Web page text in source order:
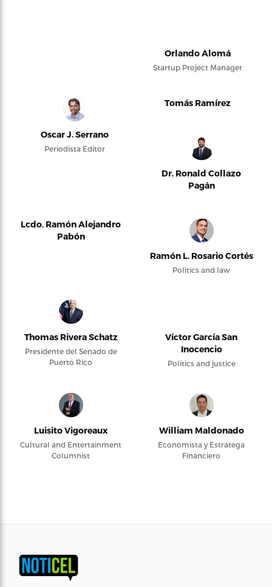
Orlando Alomá
Startup Project Manager
Oscar J. Serrano
Periodista Editor
Tomás Ramírez
Dr. Ronald Collazo
Pagán
Lcdo. Ramón Alejandro
Pabón
Ramón L. Rosario Cortés
Politics and law
Thomas Rivera Schatz
Presidente del Senado de
Puerto Rico
Víctor García San
Inocencio
Politics and justice
Luisito Vigoreaux
Cultural and Entertainment
Columnist
William Maldonado
Economista y Estratega
Financiero